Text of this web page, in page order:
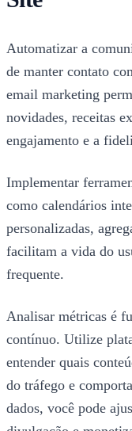
Automatizar a
de manter contato
email marketing
novidades, receitas
engajamento e a
Implementar
como calendários
personalizadas,
facilitam a vida do
frequente.
Analisar métricas é
contínuo. Utilize
entender quais
do tráfego e
dados, você pode